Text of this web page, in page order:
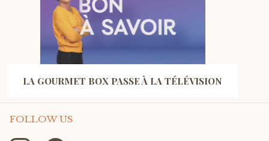
LA GOURMET BOX PASSE À LA TÉLÉVISION
FOLLOW US